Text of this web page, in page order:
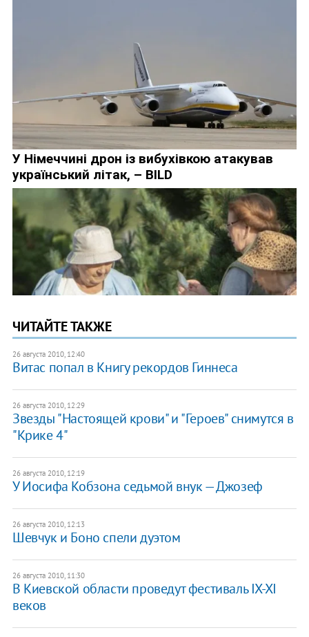
ЧИТАЙТЕ ТАКЖЕ
26 августа 2010, 12:40
Витас попал в Книгу рекордов Гиннеса
26 августа 2010, 12:29
Звезды "Настоящей крови" и "Героев" снимутся в
"Крике 4"
26 августа 2010, 12:19
У Иосифа Кобзона седьмой внук — Джозеф
26 августа 2010, 12:13
Шевчук и Боно спели дуэтом
26 августа 2010, 11:30
В Киевской области проведут фестиваль IX-XI
веков